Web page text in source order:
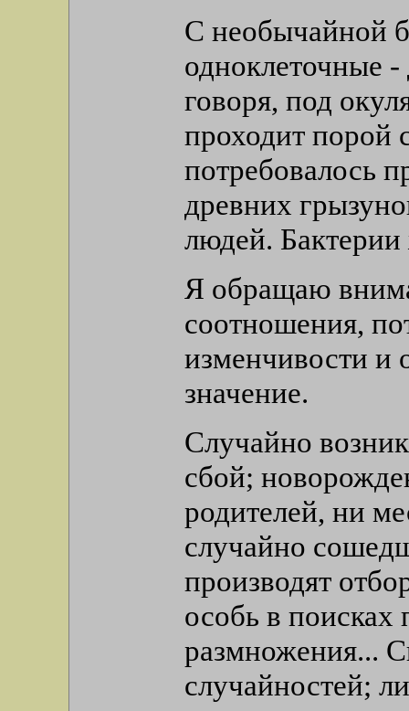
С необычайной
одноклеточные
говоря, под
проходит порой
потребовалось
древних
людей. Бактерии
Я обращаю
соотношения,
изменчивости и
значение.
Случайно
сбой;
родителей, ни
случайно
производят
особь в
размножения...
случайностей;